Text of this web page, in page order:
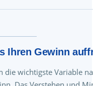
Ihren Gewinn
wichtigste Variable